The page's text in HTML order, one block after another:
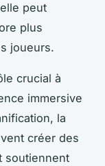
peut
plus
joueurs.
crucial à
immersive
la
créer des
soutiennent